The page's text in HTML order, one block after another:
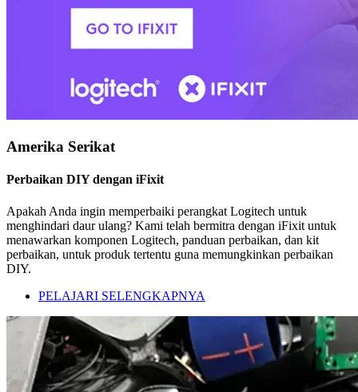
Amerika Serikat
Perbaikan DIY dengan iFixit
Apakah Anda ingin memperbaiki perangkat Logitech untuk
menghindari daur ulang? Kami telah bermitra dengan iFixit untuk
menawarkan komponen Logitech, panduan perbaikan, dan kit
perbaikan, untuk produk tertentu guna memungkinkan perbaikan
DIY.
PELAJARI SELENGKAPNYA